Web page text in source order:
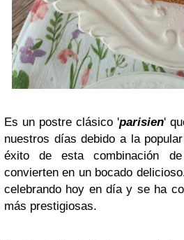
Es un postre clásico 'parisien'
nuestros días debido a la
éxito de esta combinación
convierten en un bocado
celebrando hoy en día y se ha
más prestigiosas.